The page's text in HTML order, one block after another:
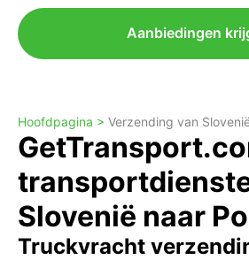
Aanbiedingen
Hoofdpagina > Verzending van
Slovenië naar
Truckvracht